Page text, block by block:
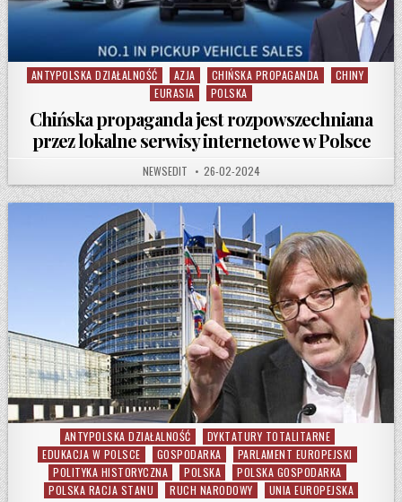
Posted in
ANTYPOLSKA DZIAŁALNOŚĆ AZJA CHIŃSKA PROPAGANDA
CHINY
EURASIA
POLSKA
Chińska propaganda jest rozpowszechniana
przez lokalne serwisy internetowe w Polsce
AUTHOR:
NEWSEDIT PUBLISHED DATE:
26-02-2024
Posted in
ANTYPOLSKA DZIAŁALNOŚĆ
DYKTATURY TOTALITARNE
EDUKACJA W POLSCE
GOSPODARKA
PARLAMENT EUROPEJSKI
POLITYKA HISTORYCZNA
POLSKA
POLSKA GOSPODARKA
POLSKA RACJA STANU
RUCH NARODOWY UNIA EUROPEJSKA